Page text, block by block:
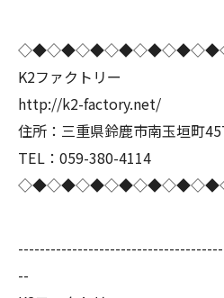
K2ファクトリー
http://k2-factory.net/
住所：三重県鈴鹿市南玉垣町
TEL：059-380-4114
--